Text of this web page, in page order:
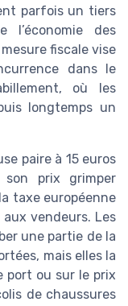
parfois un tiers
des
fiscale vise
dans le
où les
longtemps un
paire à 15 euros
prix grimper
taxe européenne
vendeurs. Les
une partie de la
mais elles la
port ou sur le prix
de chaussures